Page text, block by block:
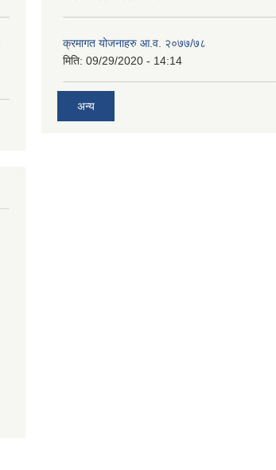
क्रमागत योजनाहरु आ.व. २०७७/७८
मिति: 09/29/2020 - 14:14
अन्य